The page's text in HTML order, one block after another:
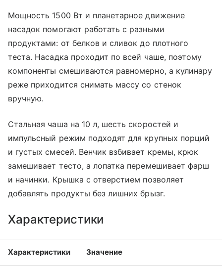
Мощность 1500 Вт и планетарное движение
насадок помогают работать с разными
продуктами: от белков и сливок до плотного
теста. Насадка проходит по всей чаше, поэтому
компоненты смешиваются равномерно, а кулинару
реже приходится снимать массу со стенок
вручную.
Стальная чаша на 10 л, шесть скоростей и
импульсный режим подходят для крупных порций
и густых смесей. Венчик взбивает кремы, крюк
замешивает тесто, а лопатка перемешивает фарш
и начинки. Крышка с отверстием позволяет
добавлять продукты без лишних брызг.
Характеристики
Характеристики Значение